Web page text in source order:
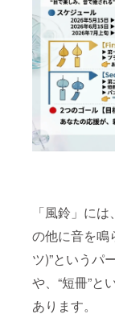
「風鈴」に
の他に音を鳴
ツ)”というパ
や、“短冊”と
あります。